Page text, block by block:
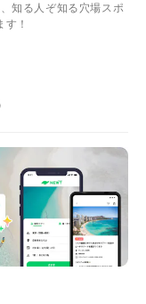
知る人ぞ知る穴場スポ
！